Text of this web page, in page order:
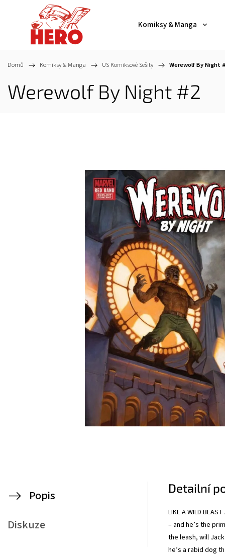
Komiksy & Manga
Domů / Komiksy & Manga / US Komiksové Sešity / Werewolf By Night
Werewolf By Night #2
Popis
Diskuze
Detailní
LIKE A WILD
– and he’s the
the leash, will
he’s a rabid dog